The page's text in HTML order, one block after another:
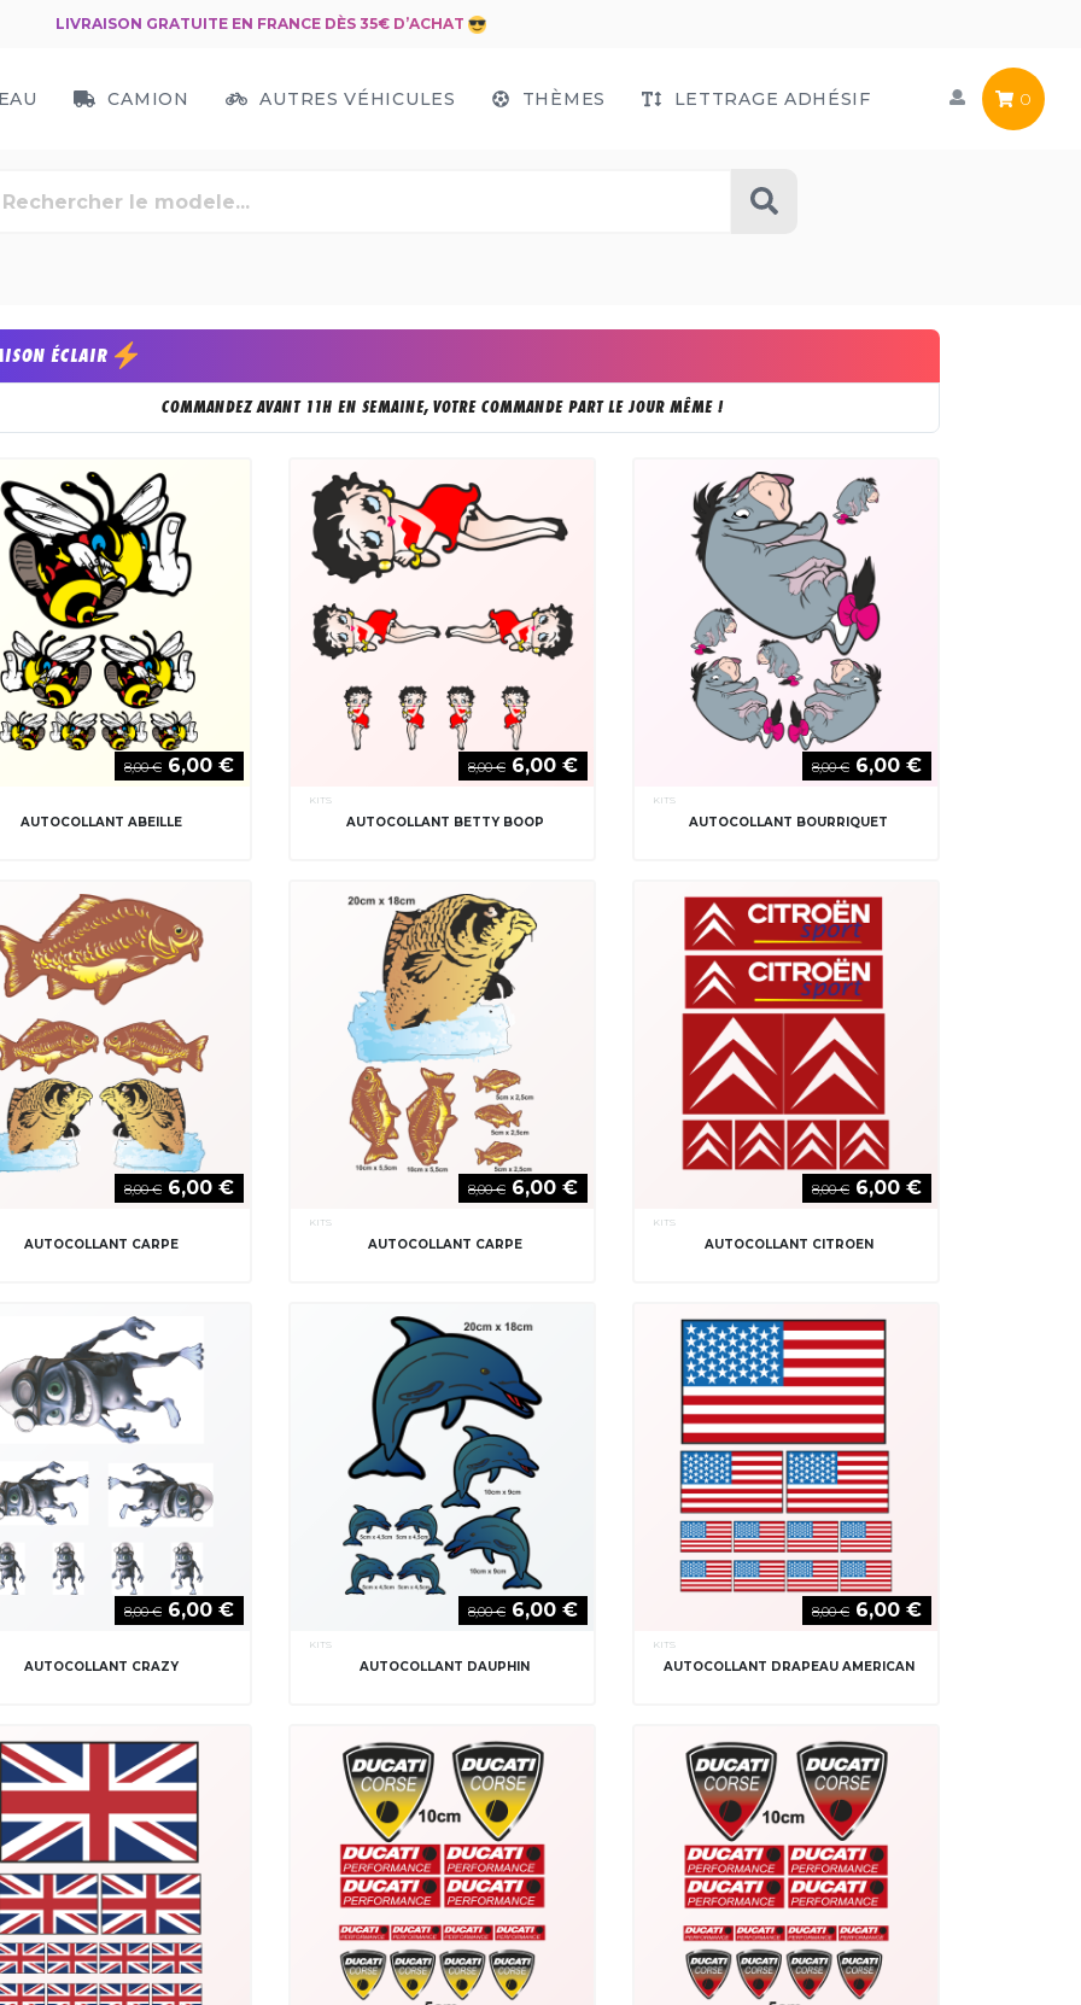
LIVRAISON GRATUITE EN FRANCE DÈS 35€ D’ACHAT
CAMION AUTRES VÉHICULES THÈMES LETTRAGE ADHÉSIF 0
ÉCLAIR
COMMANDEZ AVANT 11H EN SEMAINE, VOTRE COMMANDE PART LE JOUR MÊME !
8,00 €6,00 €
AUTOCOLLANT ABEILLE
8,00 €6,00 €
KITS
AUTOCOLLANT BETTY BOOP
8,00 €6,00 €
KITS
AUTOCOLLANT BOURRIQUET
8,00 €6,00 €
AUTOCOLLANT CARPE
8,00 €6,00 €
KITS
AUTOCOLLANT CARPE
8,00 €6,00 €
KITS
AUTOCOLLANT CITROEN
8,00 €6,00 €
AUTOCOLLANT CRAZY
8,00 €6,00 €
KITS
AUTOCOLLANT DAUPHIN
8,00 €6,00 €
KITS
AUTOCOLLANT DRAPEAU AMERICAN